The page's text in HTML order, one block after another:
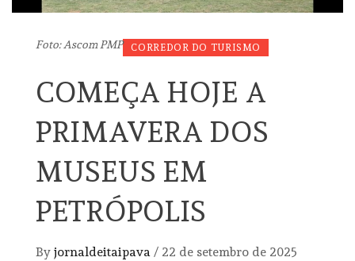
Foto: Ascom PMP CORREDOR DO TURISMO
COMEÇA HOJE A
PRIMAVERA DOS
MUSEUS EM
PETRÓPOLIS
By jornaldeitaipava / 22 de setembro de 2025